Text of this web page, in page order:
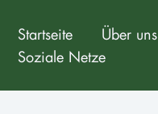
Startseite Über uns
Soziale Netze